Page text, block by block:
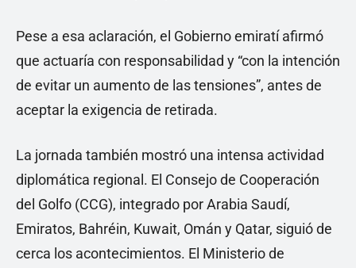
Pese a esa aclaración, el Gobierno emiratí afirmó
que actuaría con responsabilidad y “con la intención
de evitar un aumento de las tensiones”, antes de
aceptar la exigencia de retirada.
La jornada también mostró una intensa actividad
diplomática regional. El Consejo de Cooperación
del Golfo (CCG), integrado por Arabia Saudí,
Emiratos, Bahréin, Kuwait, Omán y Qatar, siguió de
cerca los acontecimientos. El Ministerio de